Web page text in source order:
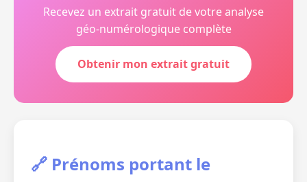
Recevez un extrait gratuit de votre analyse
géo-numérologique complète
Obtenir mon extrait gratuit
🔗 Prénoms portant le